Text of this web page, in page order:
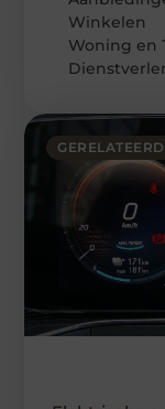
Winkelen
Woning en